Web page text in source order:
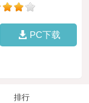
PC下载
排行